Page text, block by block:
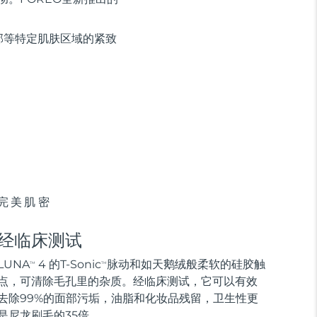
特定肌肤区域的紧致
美肌密
临床测试
TM 4 的T-SonicTM 脉动和如天鹅绒般柔软的硅胶触
，可清除毛孔里的杂质。经临床测试，它可以有效
除99%的面部污垢，油脂和化妆品残留，卫生性更